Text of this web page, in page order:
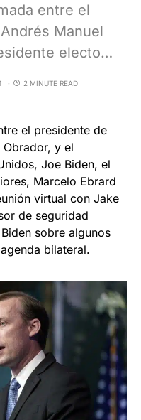
entre el
Manuel
electo…
2 MINUTE READ
el presidente de
y el
Joe Biden, el
Marcelo Ebrard
virtual con Jake
de seguridad
sobre algunos
bilateral.